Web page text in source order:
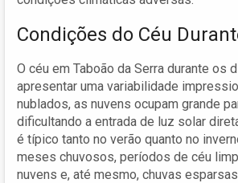
Condições do Céu
O céu em Taboão da Serra durante os
apresentar uma variabilidade
nublados, as nuvens ocupam grande
dificultando a entrada de luz solar
é típico tanto no verão quanto no
meses chuvosos, períodos de céu
nuvens e, até mesmo, chuvas